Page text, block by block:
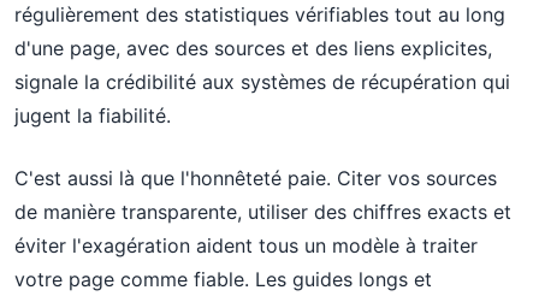
régulièrement des statistiques vérifiables tout au long
d'une page, avec des sources et des liens explicites,
signale la crédibilité aux systèmes de récupération qui
jugent la fiabilité.
C'est aussi là que l'honnêteté paie. Citer vos sources
de manière transparente, utiliser des chiffres exacts et
éviter l'exagération aident tous un modèle à traiter
votre page comme fiable. Les guides longs et